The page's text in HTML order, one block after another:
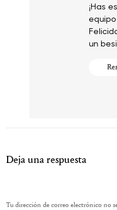
¡Has
un
Deja una respuesta
Tu dirección de correo electrónico no